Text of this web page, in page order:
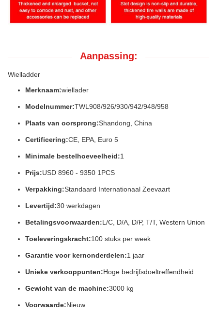
Aanpassing:
Wielladder
Merknaam:wiellader
Modelnummer:TWL908/926/930/942/948/958
Plaats van oorsprong:Shandong, China
Certificering:CE, EPA, Euro 5
Minimale bestelhoeveelheid:1
Prijs:USD 8960 - 9350 1PCS
Verpakking:Standaard Internationaal Zeevaart
Levertijd:30 werkdagen
Betalingsvoorwaarden:L/C, D/A, D/P, T/T, Western Union
Toeleveringskracht:100 stuks per week
Garantie voor kernonderdelen:1 jaar
Unieke verkooppunten:Hoge bedrijfsdoeltreffendheid
Gewicht van de machine:3000 kg
Voorwaarde:Nieuw